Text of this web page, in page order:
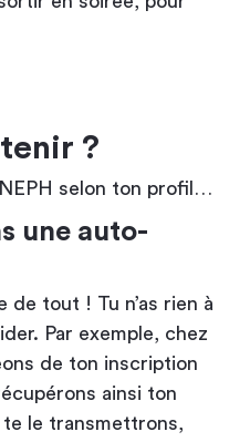
?
selon ton profil…
une auto-
de tout ! Tu n’as rien à
Par exemple, chez
de ton inscription
ainsi ton
te le transmettrons,